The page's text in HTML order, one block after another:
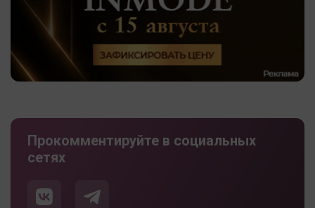
Прокомментируйте в социальных
сетях